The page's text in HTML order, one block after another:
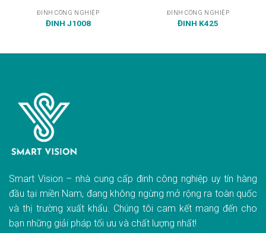
ĐINH CÔNG NGHIỆP
ĐINH J1008
ĐINH CÔNG NGHIỆP
ĐINH K425
Smart Vision – nhà cung cấp đinh công nghiệp uy tín hàng
đầu tại miền Nam, đang không ngừng mở rộng ra toàn quốc
và thị trường xuất khẩu. Chúng tôi cam kết mang đến cho
bạn những giải pháp tối ưu và chất lượng nhất!